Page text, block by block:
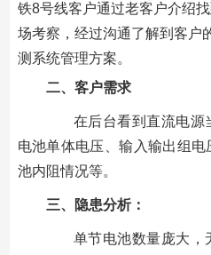
铁8号线客户通过老客户介绍
场考察，经过沟通了解到客户
测系统管理方案。
二、客户需求
在后台看到直流电源
电池单体电压、输入输出组
池内阻情况等。
三、隐患分析：
单节电池数量庞大，